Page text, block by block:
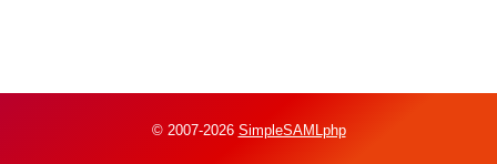
© 2007-2026 SimpleSAMLphp